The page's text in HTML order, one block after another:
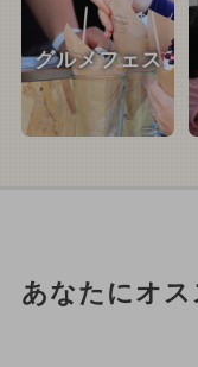
グルメフェス
あなたにオ